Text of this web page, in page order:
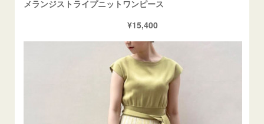
メランジストライプニットワンピース
¥15,400